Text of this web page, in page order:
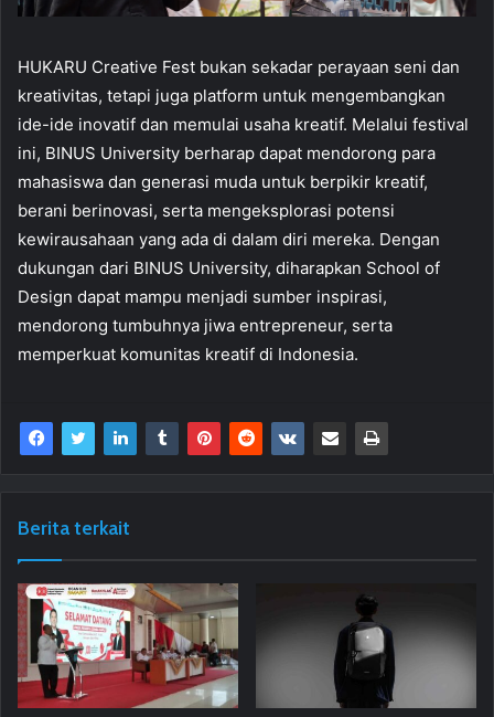
HUKARU Creative Fest bukan sekadar perayaan seni dan
kreativitas, tetapi juga platform untuk mengembangkan
ide-ide inovatif dan memulai usaha kreatif. Melalui festival
ini, BINUS University berharap dapat mendorong para
mahasiswa dan generasi muda untuk berpikir kreatif,
berani berinovasi, serta mengeksplorasi potensi
kewirausahaan yang ada di dalam diri mereka. Dengan
dukungan dari BINUS University, diharapkan School of
Design dapat mampu menjadi sumber inspirasi,
mendorong tumbuhnya jiwa entrepreneur, serta
memperkuat komunitas kreatif di Indonesia.
Berita terkait